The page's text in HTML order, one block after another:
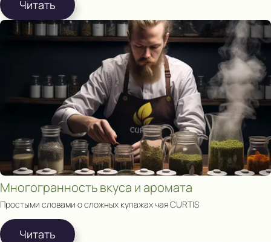
Читать
Многогранность вкуса и аромата
Простыми словами о сложных купажах чая CURTIS
Читать